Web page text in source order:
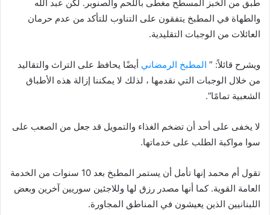
طبق من الخبز المسطح مغطى باللحم والصنوبر. لكن عبد الله
والطهاة في المطبخ يتفقون على التناوب للتأكد من عدم حرمان
العائلات من الوجبات التقليدية.
ويشرح قائلاً: ” المطبخ الرمضاني أيضًا يحافظ على التراث والتقاليد
من خلال الوجبات التي نقدمها ، لذلك لا يمكننا إزالة هذه الأطباق
الشعبية تمامًا”.
لا يخفى على أحد أن تضخم الغذاء والتمويل قد جعل من الصعب على
سوا مواكبة الطلب على خدماتها.
تقول أم محمد إنها تأمل أن يستمر المطبخ بعد 10 سنوات من الخدمة
العامة القوية. كما أنها مصدر رزق لها وللاجئين سوريين آخرين وبعض
اللبنانيين الذين يعيشون في المناطق المجاورة.